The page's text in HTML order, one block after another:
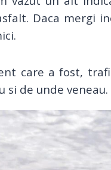
Daca mergi
care a fost,
si de unde veneau.